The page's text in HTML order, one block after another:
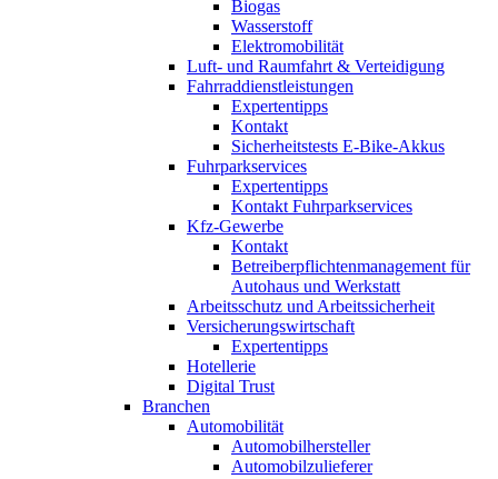
Biogas
Wasserstoff
Elektromobilität
Luft- und Raumfahrt & Verteidigung
Fahrraddienstleistungen
Expertentipps
Kontakt
Sicherheitstests E-Bike-Akkus
Fuhrparkservices
Expertentipps
Kontakt Fuhrparkservices
Kfz-Gewerbe
Kontakt
Betreiberpflichtenmanagement für
Autohaus und Werkstatt
Arbeitsschutz und Arbeitssicherheit
Versicherungswirtschaft
Expertentipps
Hotellerie
Digital Trust
Branchen
Automobilität
Automobilhersteller
Automobilzulieferer